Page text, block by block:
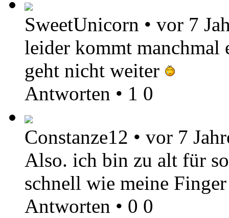
SweetUnicorn • vor 7
leider kommt
geht nicht weiter
Antworten • 1 0
Constanze12 • vor 7
Also. ich bin zu alt für
schnell wie meine
Antworten • 0 0